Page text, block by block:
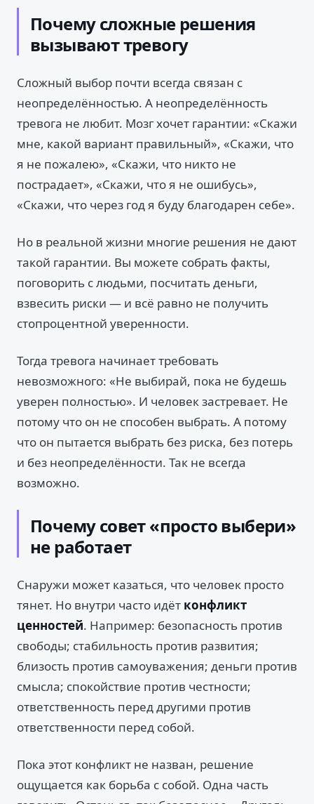
Почему сложные решения
вызывают тревогу
Сложный выбор почти всегда связан с
неопределённостью. А неопределённость
тревога не любит. Мозг хочет гарантии: «Скажи
мне, какой вариант правильный», «Скажи, что
я не пожалею», «Скажи, что никто не
пострадает», «Скажи, что я не ошибусь»,
«Скажи, что через год я буду благодарен себе».
Но в реальной жизни многие решения не дают
такой гарантии. Вы можете собрать факты,
поговорить с людьми, посчитать деньги,
взвесить риски — и всё равно не получить
стопроцентной уверенности.
Тогда тревога начинает требовать
невозможного: «Не выбирай, пока не будешь
уверен полностью». И человек застревает. Не
потому что он не способен выбрать. А потому
что он пытается выбрать без риска, без потерь
и без неопределённости. Так не всегда
возможно.
Почему совет «просто выбери»
не работает
Снаружи может казаться, что человек просто
тянет. Но внутри часто идёт конфликт
ценностей. Например: безопасность против
свободы; стабильность против развития;
близость против самоуважения; деньги против
смысла; спокойствие против честности;
ответственность перед другими против
ответственности перед собой.
Пока этот конфликт не назван, решение
ощущается как борьба с собой. Одна часть